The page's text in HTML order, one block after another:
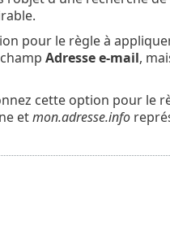
pour le règle à
Adresse e-mail,
cette option pour le
etmon.adresse.info